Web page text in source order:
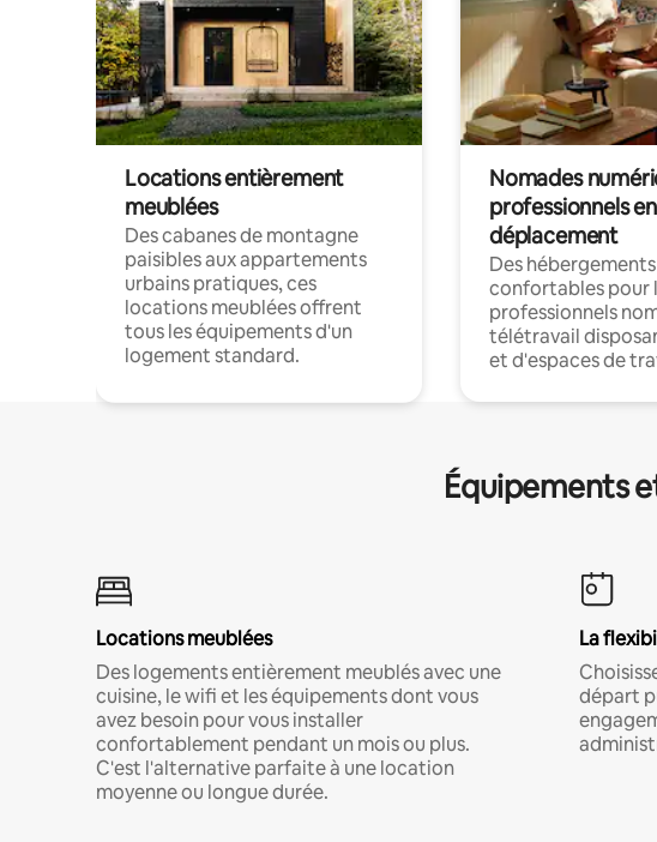
Locations entièrement
meublées
Des cabanes de montagne
paisibles aux appartements
urbains pratiques, ces
locations meublées offrent
tous les équipements d'un
logement standard.
Nomades
professionnels en
déplacement
Des hébergements
confortables pour
professionnels
télétravail
et d'espaces de
Équipements
Locations meublées
Des logements entièrement meublés avec une
cuisine, le wifi et les équipements dont vous
avez besoin pour vous installer
confortablement pendant un mois ou plus.
C'est l'alternative parfaite à une location
moyenne ou longue durée.
La
départ